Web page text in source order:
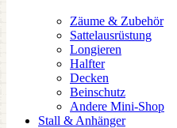
Zäume & Zubehör
Sattelausrüstung
Longieren
Halfter
Decken
Beinschutz
Andere Mini-Shop
Stall & Anhänger